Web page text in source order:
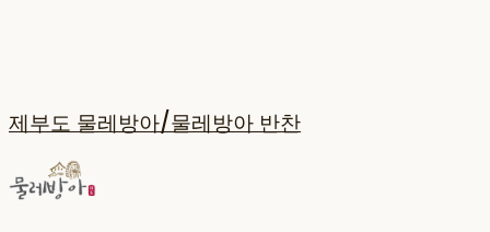
제부도 물레방아/물레방아 반찬